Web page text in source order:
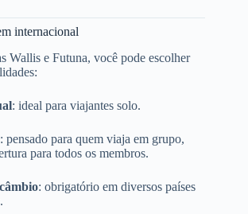
internacional
Wallis e Futuna, você pode escolher
: ideal para viajantes solo.
: pensado para quem viaja em grupo,
para todos os membros.
: obrigatório em diversos países